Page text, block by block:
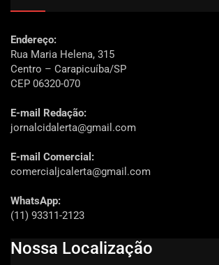
Endereço:
Rua Maria Helena, 315
Centro – Carapicuíba/SP
CEP 06320-070
E-mail Redação:
jornalcidalerta@gmail.com
E-mail Comercial:
comercialjcalerta@gmail.com
WhatsApp:
(11) 93311-2123
Nossa Localização